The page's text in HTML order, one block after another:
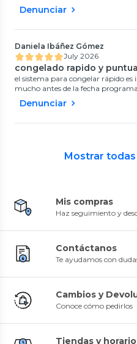
Denunciar
Daniela Ibáñez Gómez
July 2026
congelado rapido y
el sistema para congelar rápido
mucho antes de la fecha
Denunciar
Mostrar
Mis compras
Haz seguimiento y
Contáctanos
Te ayudamos con
Cambios y
Conoce cómo pedirlos
Tiendas y